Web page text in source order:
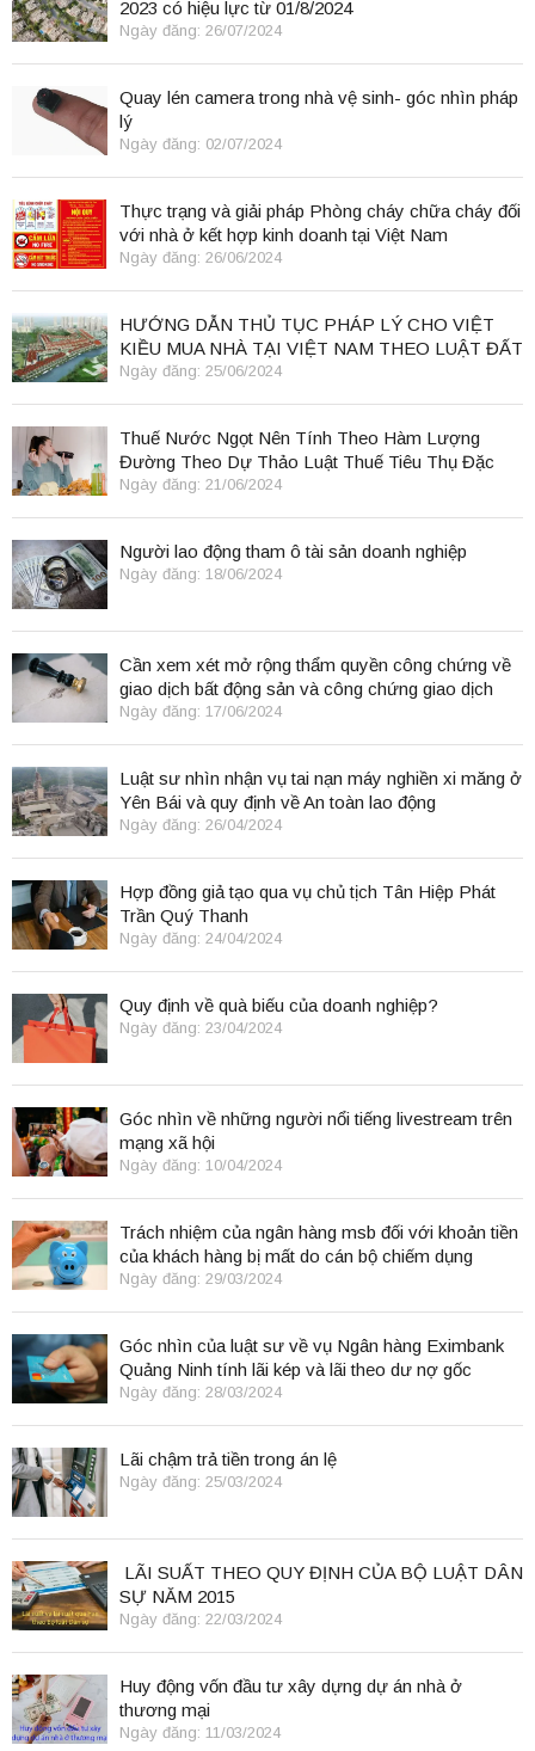
2023 có hiệu lực từ 01/8/2024
Ngày đăng: 26/07/2024
Quay lén camera trong nhà vệ sinh- góc nhìn pháp
lý
Ngày đăng: 02/07/2024
Thực trạng và giải pháp Phòng cháy chữa cháy đối
với nhà ở kết hợp kinh doanh tại Việt Nam
Ngày đăng: 26/06/2024
HƯỚNG DẪN THỦ TỤC PHÁP LÝ CHO VIỆT
KIỀU MUA NHÀ TẠI VIỆT NAM THEO LUẬT ĐẤT
ĐAI 2024
Ngày đăng: 25/06/2024
Thuế Nước Ngọt Nên Tính Theo Hàm Lượng
Đường Theo Dự Thảo Luật Thuế Tiêu Thụ Đặc
Biệt
Ngày đăng: 21/06/2024
Người lao động tham ô tài sản doanh nghiệp
Ngày đăng: 18/06/2024
Cần xem xét mở rộng thẩm quyền công chứng về
giao dịch bất động sản và công chứng giao dịch
điện tử.
Ngày đăng: 17/06/2024
Luật sư nhìn nhận vụ tai nạn máy nghiền xi măng ở
Yên Bái và quy định về An toàn lao động
Ngày đăng: 26/04/2024
Hợp đồng giả tạo qua vụ chủ tịch Tân Hiệp Phát
Trần Quý Thanh
Ngày đăng: 24/04/2024
Quy định về quà biếu của doanh nghiệp?
Ngày đăng: 23/04/2024
Góc nhìn về những người nổi tiếng livestream trên
mạng xã hội
Ngày đăng: 10/04/2024
Trách nhiệm của ngân hàng msb đối với khoản tiền
của khách hàng bị mất do cán bộ chiếm dụng
Ngày đăng: 29/03/2024
Góc nhìn của luật sư về vụ Ngân hàng Eximbank
Quảng Ninh tính lãi kép và lãi theo dư nợ gốc
Ngày đăng: 28/03/2024
Lãi chậm trả tiền trong án lệ
Ngày đăng: 25/03/2024
LÃI SUẤT THEO QUY ĐỊNH CỦA BỘ LUẬT DÂN
SỰ NĂM 2015
Ngày đăng: 22/03/2024
Huy động vốn đầu tư xây dựng dự án nhà ở
thương mại
Ngày đăng: 11/03/2024